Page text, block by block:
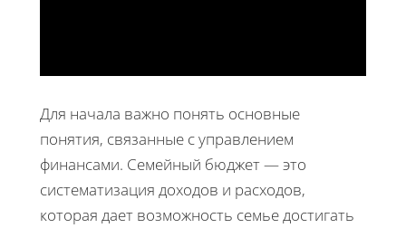
Для начала важно понять основные
понятия, связанные с управлением
финансами. Семейный бюджет — это
систематизация доходов и расходов,
которая дает возможность семье достигать